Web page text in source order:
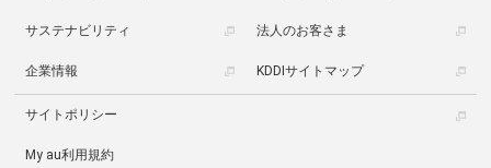
サステナビリティ 法人のお客さま
企業情報 KDDIサイトマップ
サイトポリシー
My au利用規約